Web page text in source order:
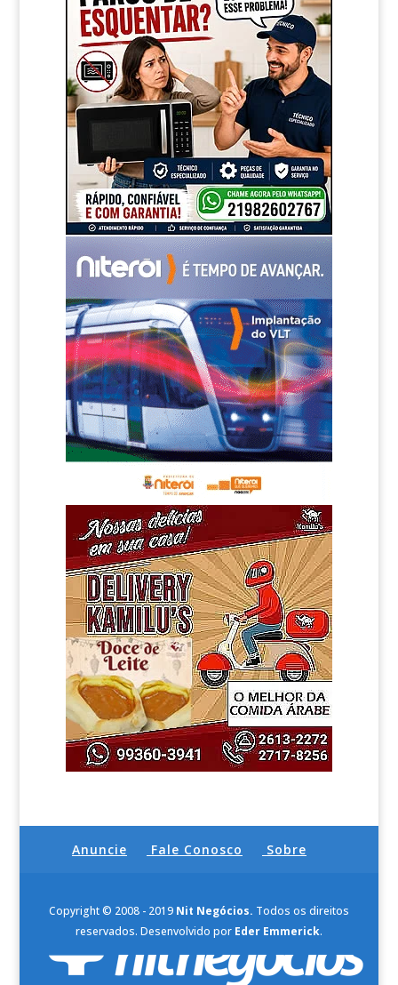
Anuncie Fale Conosco Sobre
Copyright © 2008 - 2019 Nit Negócios. Todos os direitos
reservados. Desenvolvido por Eder Emmerick.